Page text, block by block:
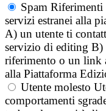
Spam Riferimenti
servizi estranei alla
A) un utente ti
servizio di editing
riferimento o un link
alla Piattaforma
Utente molesto
comportamenti